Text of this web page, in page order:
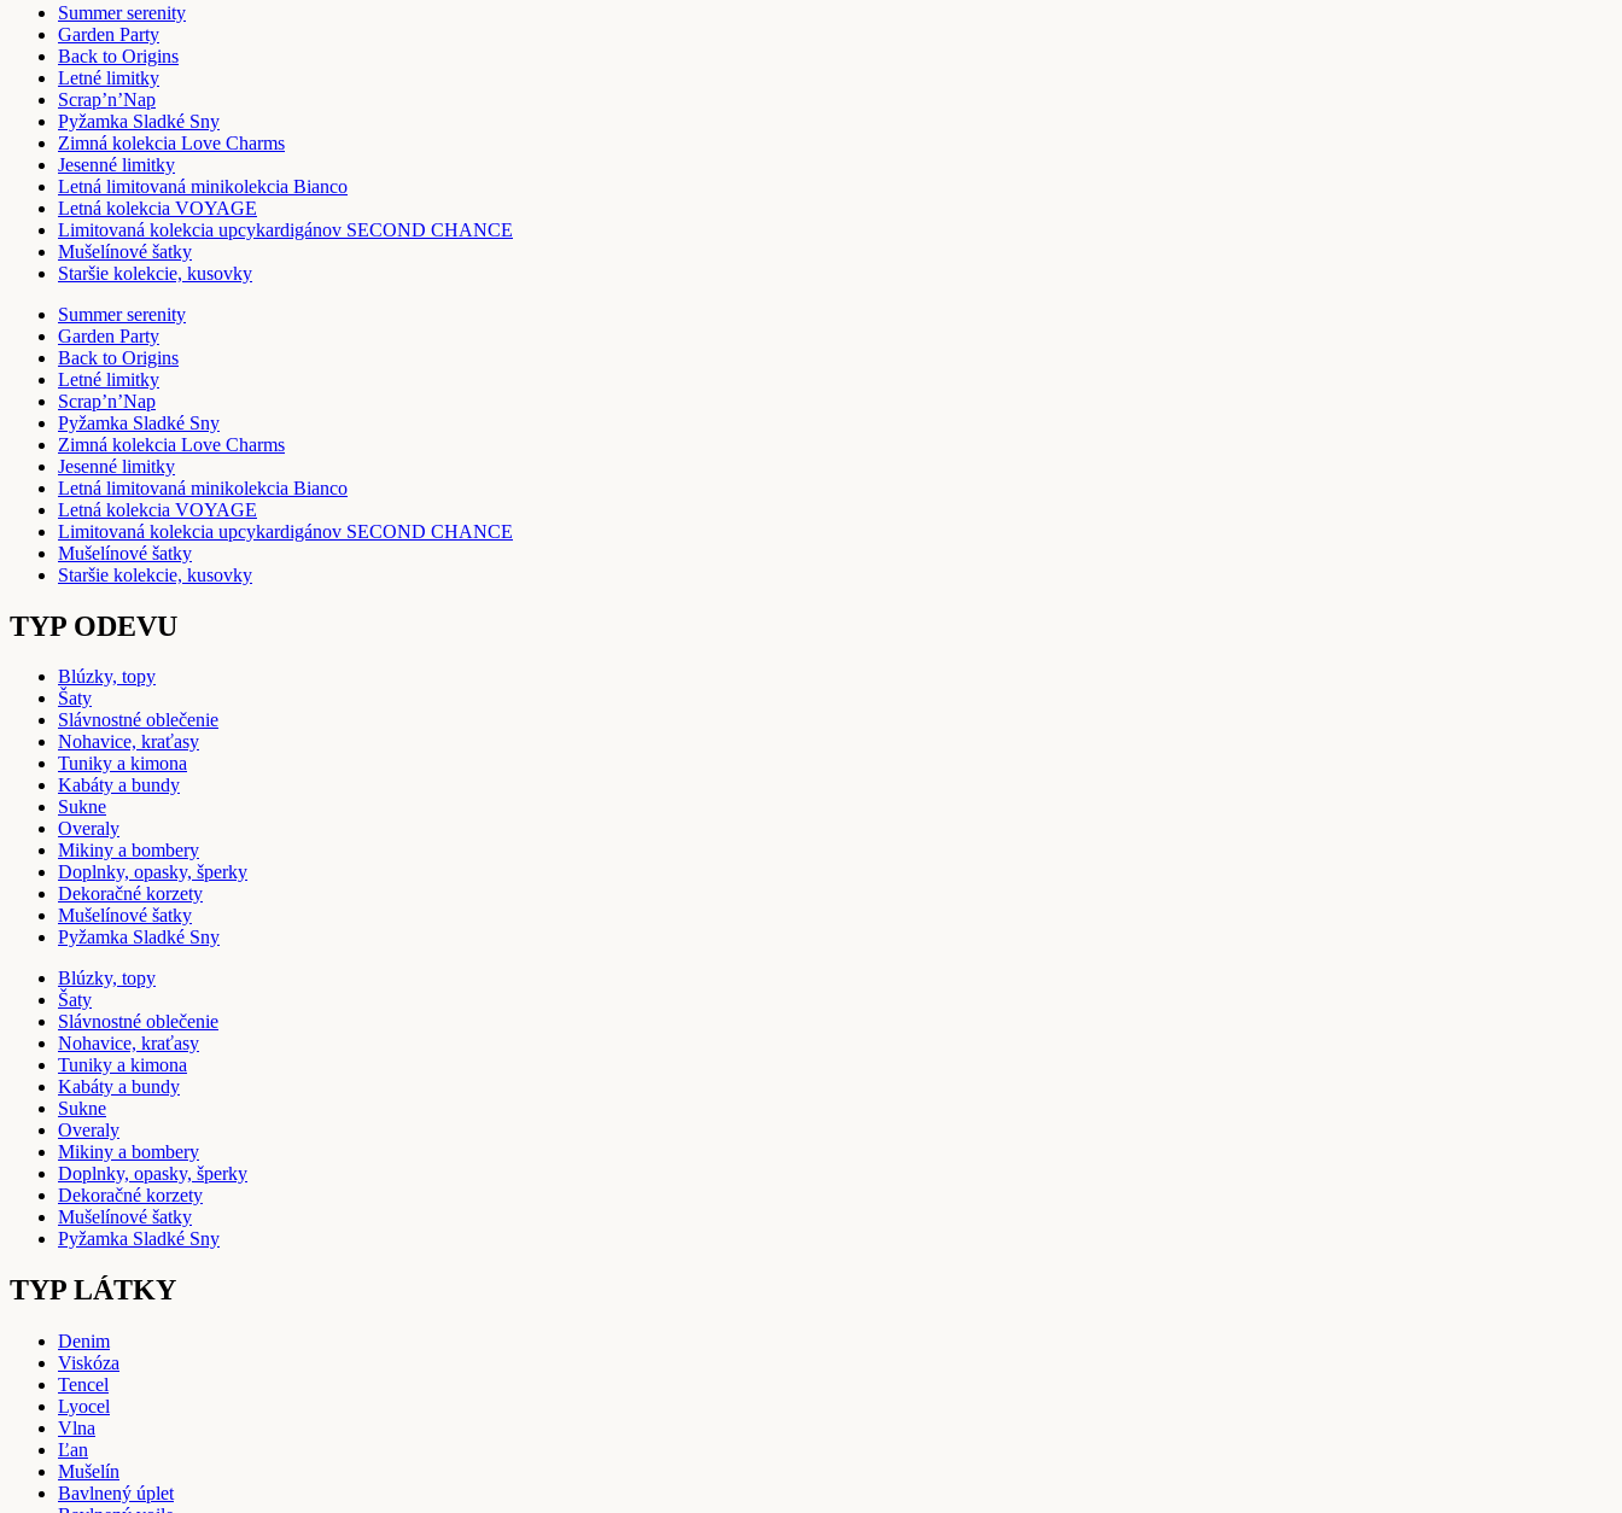
Summer serenity
Garden Party
Back to Origins
Letné limitky
Scrap’n’Nap
Pyžamka Sladké Sny
Zimná kolekcia Love Charms
Jesenné limitky
Letná limitovaná minikolekcia Bianco
Letná kolekcia VOYAGE
Limitovaná kolekcia upcykardigánov SECOND CHANCE
Mušelínové šatky
Staršie kolekcie, kusovky
Summer serenity
Garden Party
Back to Origins
Letné limitky
Scrap’n’Nap
Pyžamka Sladké Sny
Zimná kolekcia Love Charms
Jesenné limitky
Letná limitovaná minikolekcia Bianco
Letná kolekcia VOYAGE
Limitovaná kolekcia upcykardigánov SECOND CHANCE
Mušelínové šatky
Staršie kolekcie, kusovky
TYP ODEVU
Blúzky, topy
Šaty
Slávnostné oblečenie
Nohavice, kraťasy
Tuniky a kimona
Kabáty a bundy
Sukne
Overaly
Mikiny a bombery
Doplnky, opasky, šperky
Dekoračné korzety
Mušelínové šatky
Pyžamka Sladké Sny
Blúzky, topy
Šaty
Slávnostné oblečenie
Nohavice, kraťasy
Tuniky a kimona
Kabáty a bundy
Sukne
Overaly
Mikiny a bombery
Doplnky, opasky, šperky
Dekoračné korzety
Mušelínové šatky
Pyžamka Sladké Sny
TYP LÁTKY
Denim
Viskóza
Tencel
Lyocel
Vlna
Ľan
Mušelín
Bavlnený úplet